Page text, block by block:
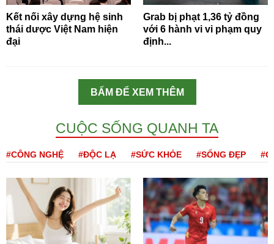
Kết nối xây dựng hệ sinh
thái dược Việt Nam hiện
đại
Grab bị phạt 1,36 tỷ đồng
với 6 hành vi vi phạm quy
định...
BẤM ĐỂ XEM THÊM
CUỘC SỐNG QUANH TA
#CÔNG NGHỆ #ĐỘC LẠ #SỨC KHỎE #SỐNG ĐẸP